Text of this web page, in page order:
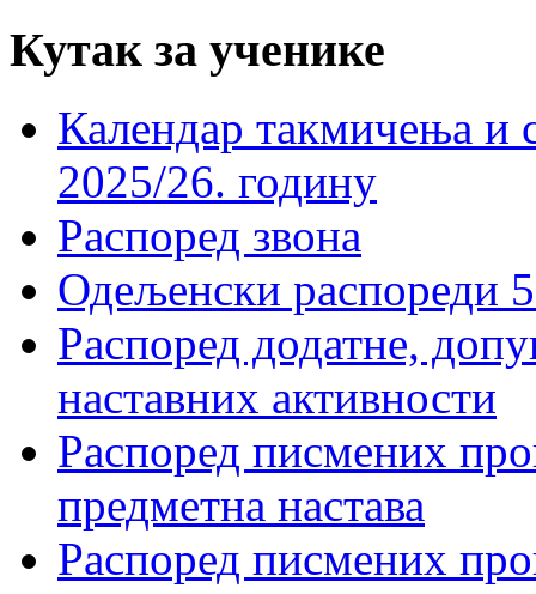
Кутак за ученике
Календар такмичења
2025/26. годину
Распоред звона
Одељенски распореди
Распоред додатне,
наставних активности
Распоред писмених
предметна настава
Распоред писмених